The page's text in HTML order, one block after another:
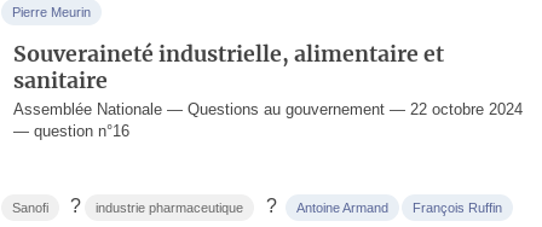
Pierre Meurin
Souveraineté industrielle, alimentaire et
sanitaire
Assemblée Nationale — Questions au gouvernement — 22 octobre 2024
— question n°16
Sanofi ? industrie pharmaceutique ? Antoine Armand François Ruffin